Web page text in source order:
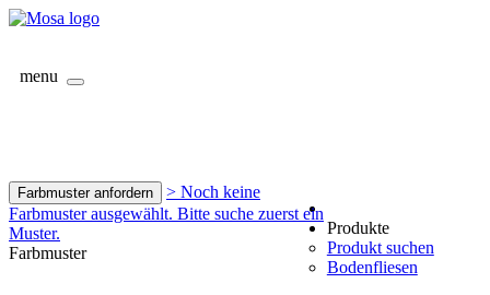
menu
Farbmuster anfordern
> Noch keine
Farbmuster ausgewählt. Bitte suche zuerst ein
Muster.
Farbmuster
Produkte
Produkt suchen
Bodenfliesen